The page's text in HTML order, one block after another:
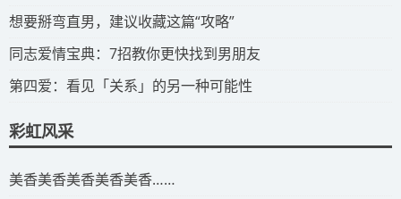
​想要掰弯直男，建议收藏这篇“攻略”
​同志爱情宝典：7招教你更快找到男朋友
​第四爱：看见「关系」的另一种可能性
彩虹风采
​美香美香美香美香美香……